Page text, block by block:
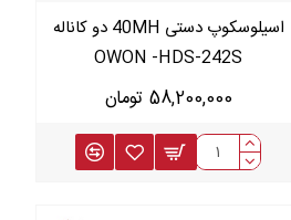
اسیلوسکوپ دستی 40MH دو کاناله
OWON -HDS-242S
58,200,000 تومان